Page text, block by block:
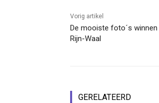
Vorig artikel
De mooiste foto´s
Rijn-Waal
GERELATEERD